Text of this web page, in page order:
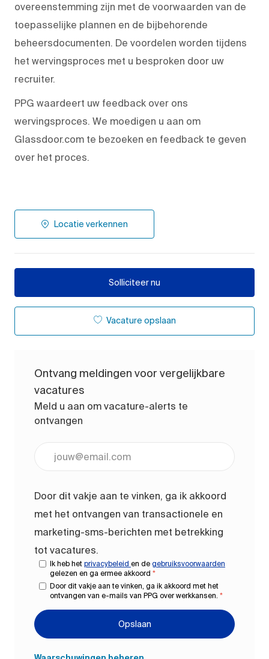
overeenstemming zijn met de voorwaarden van de
toepasselijke plannen en de bijbehorende
beheersdocumenten. De voordelen worden tijdens
het wervingsproces met u besproken door uw
recruiter.
PPG waardeert uw feedback over ons
wervingsproces. We moedigen u aan om
Glassdoor.com te bezoeken en feedback te geven
over het proces.
Locatie verkennen
Solliciteer nu
Vacature opslaan
Ontvang meldingen voor vergelijkbare
vacatures
Meld u aan om vacature-alerts te
ontvangen
Door dit vakje aan te vinken, ga ik akkoord
met het ontvangen van transactionele en
marketing-sms-berichten met betrekking
tot vacatures.
Ik heb het privacybeleid en de gebruiksvoorwaarden
gelezen en ga ermee akkoord *
Door dit vakje aan te vinken, ga ik akkoord met het
ontvangen van e-mails van PPG over werkkansen. *
Opslaan